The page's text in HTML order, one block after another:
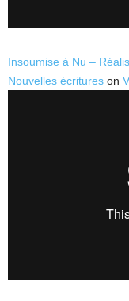
Insoumise à Nu –
Nouvelles écritures on